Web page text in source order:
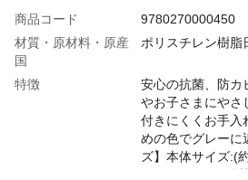
商品コード
9780270000450
材質・原材料・原産
国
ポリスチレン樹脂
特徴
安心の抗菌、防カ
やお子さまにやさ
付きにくくお手
めの色でグレーに
ズ】本体サイズ:(